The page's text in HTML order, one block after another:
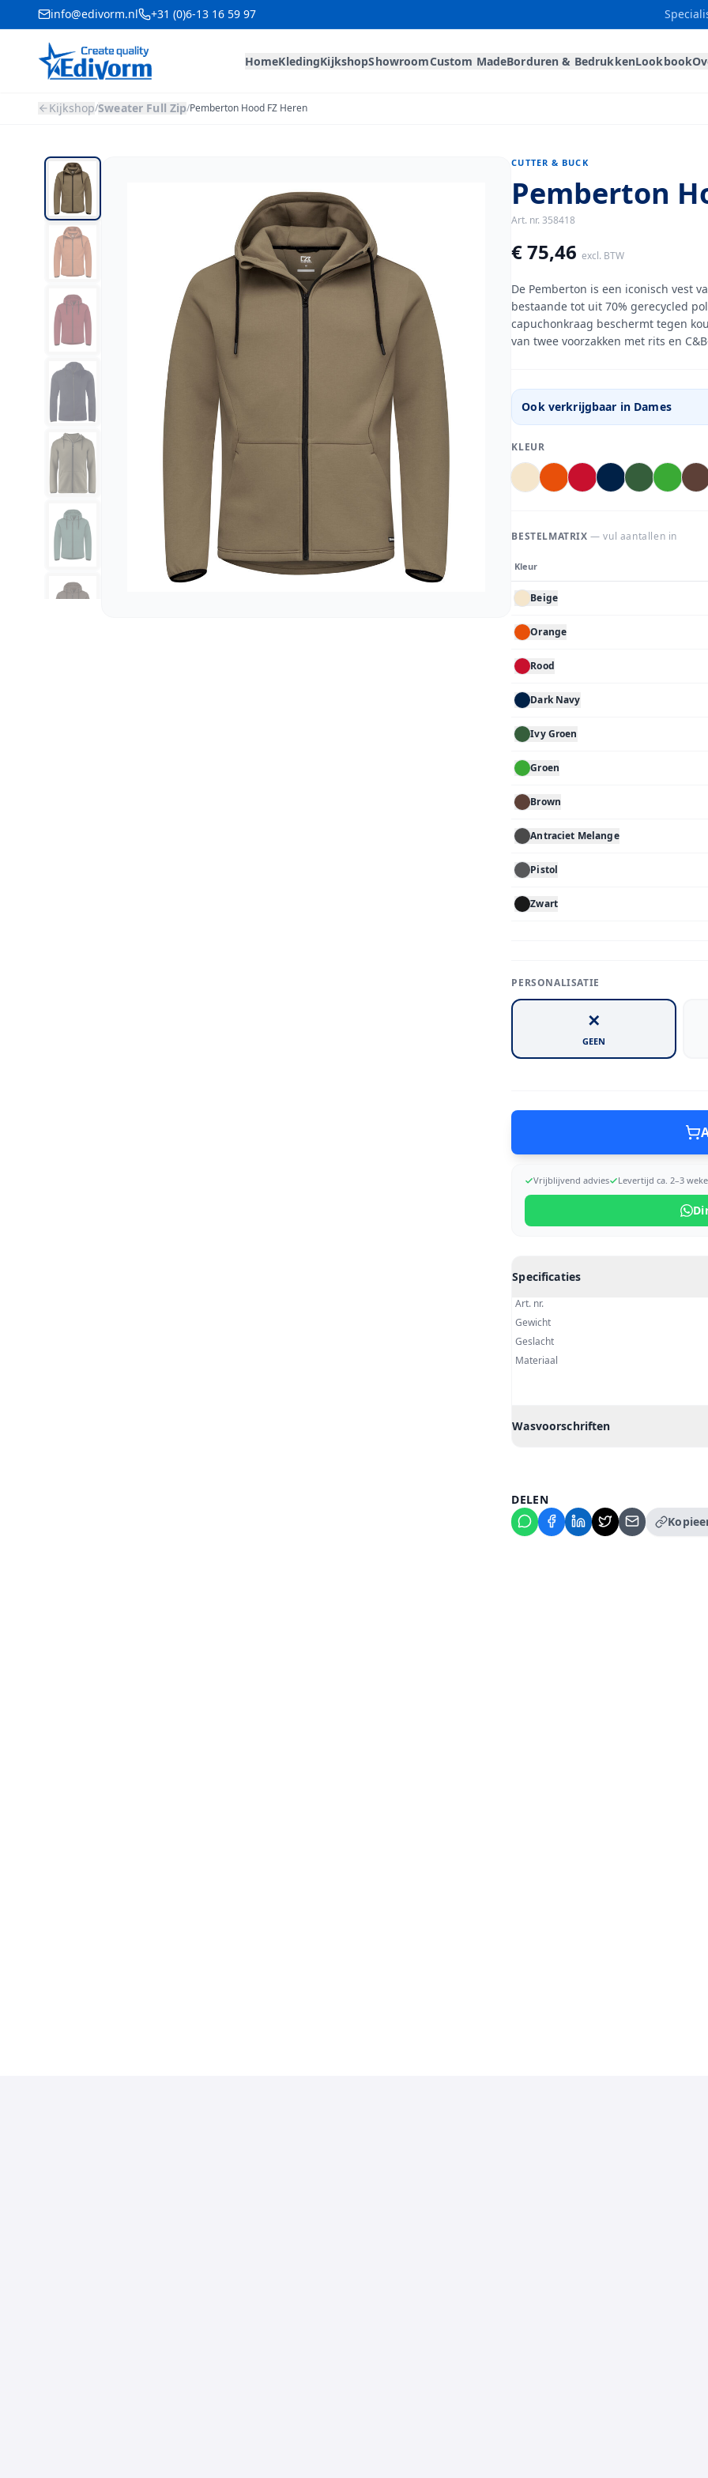
info@edivorm.nl +31 (0)6-13 16 59 97
HomeKledingKijkshopShowroomCustom MadeBorduren & BedrukkenLookbook
Kijkshop/Sweater Full Zip/Pemberton Hood FZ Heren
CUTTER & BUCK
Pemberton
Art. nr.358418
€ 75,46 excl. BTW
De Pemberton is een iconisch vest
bestaande tot uit 70% gerecycled
capuchonkraag beschermt tegen
van twee voorzakken met rits en
Ook verkrijgbaar in Dames
KLEUR
BESTELMATRIX— vul aantallen in
Kleur
Beige
Orange
Rood
Dark Navy
Ivy Groen
Groen
Brown
Antraciet Melange
Pistol
Zwart
PERSONALISATIE
✕
GEEN
Vrijblijvend advies Levertijd ca. 2–3
Specificaties
Art. nr.
Gewicht
Geslacht
Materiaal
Wasvoorschriften
DELEN